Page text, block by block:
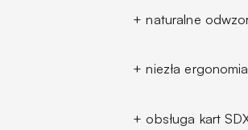
+ naturalne
+ niezła ergonomia
+ obsługa kart